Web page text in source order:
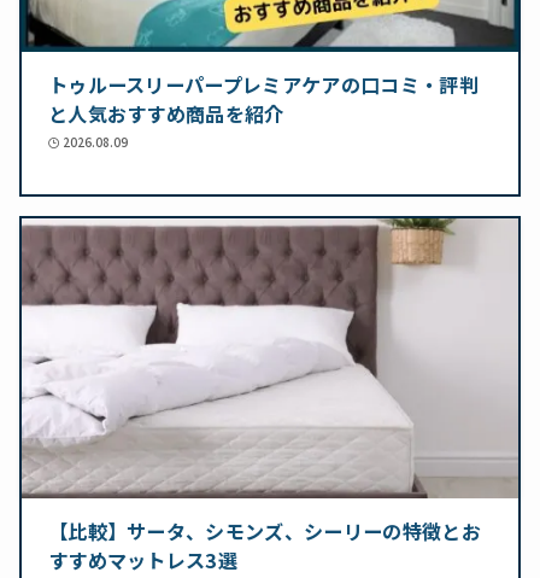
トゥルースリーパープレミアケアの口コミ・評判
と人気おすすめ商品を紹介
2026.08.09
【比較】サータ、シモンズ、シーリーの特徴とお
すすめマットレス3選